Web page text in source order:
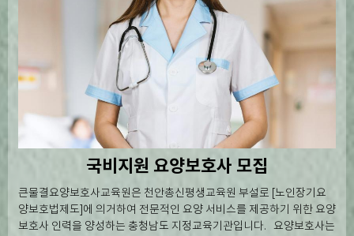
국비지원 요양보호사 모집
큰물결요양보호사교육원은 천안총신평생교육원 부설로 [노인장기요
양보호법제도]에 의거하여 전문적인 요양 서비스를 제공하기 위한 요양
보호사 인력을 양성하는 충청남도 지정교육기관입니다. 요양보호사는